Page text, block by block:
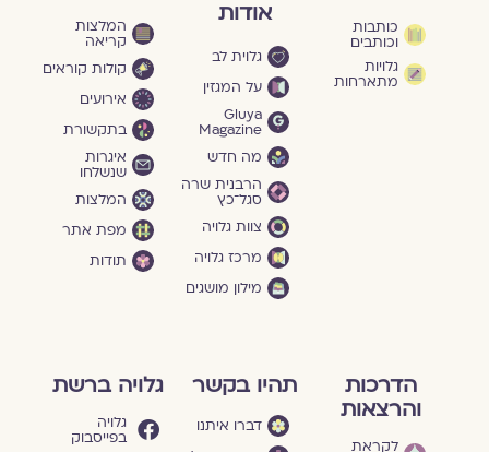
כותבות
וכותבים
גלויות
מתארחות
אודות
גלוית לב
על המגזין
Gluya
Magazine
מה חדש
הרבנית שרה
סגל־כץ
צוות גלויה
מרכז גלויה
מילון מושגים
המלצות
קריאה
קולות קוראים
אירועים
בתקשורת
איגרות
שנשלחו
המלצות
מפת אתר
תודות
הדרכות
והרצאות
לקראת
תהיו בקשר
דברו איתנו
גלויה ברשת
גלויה
בפייסבוק